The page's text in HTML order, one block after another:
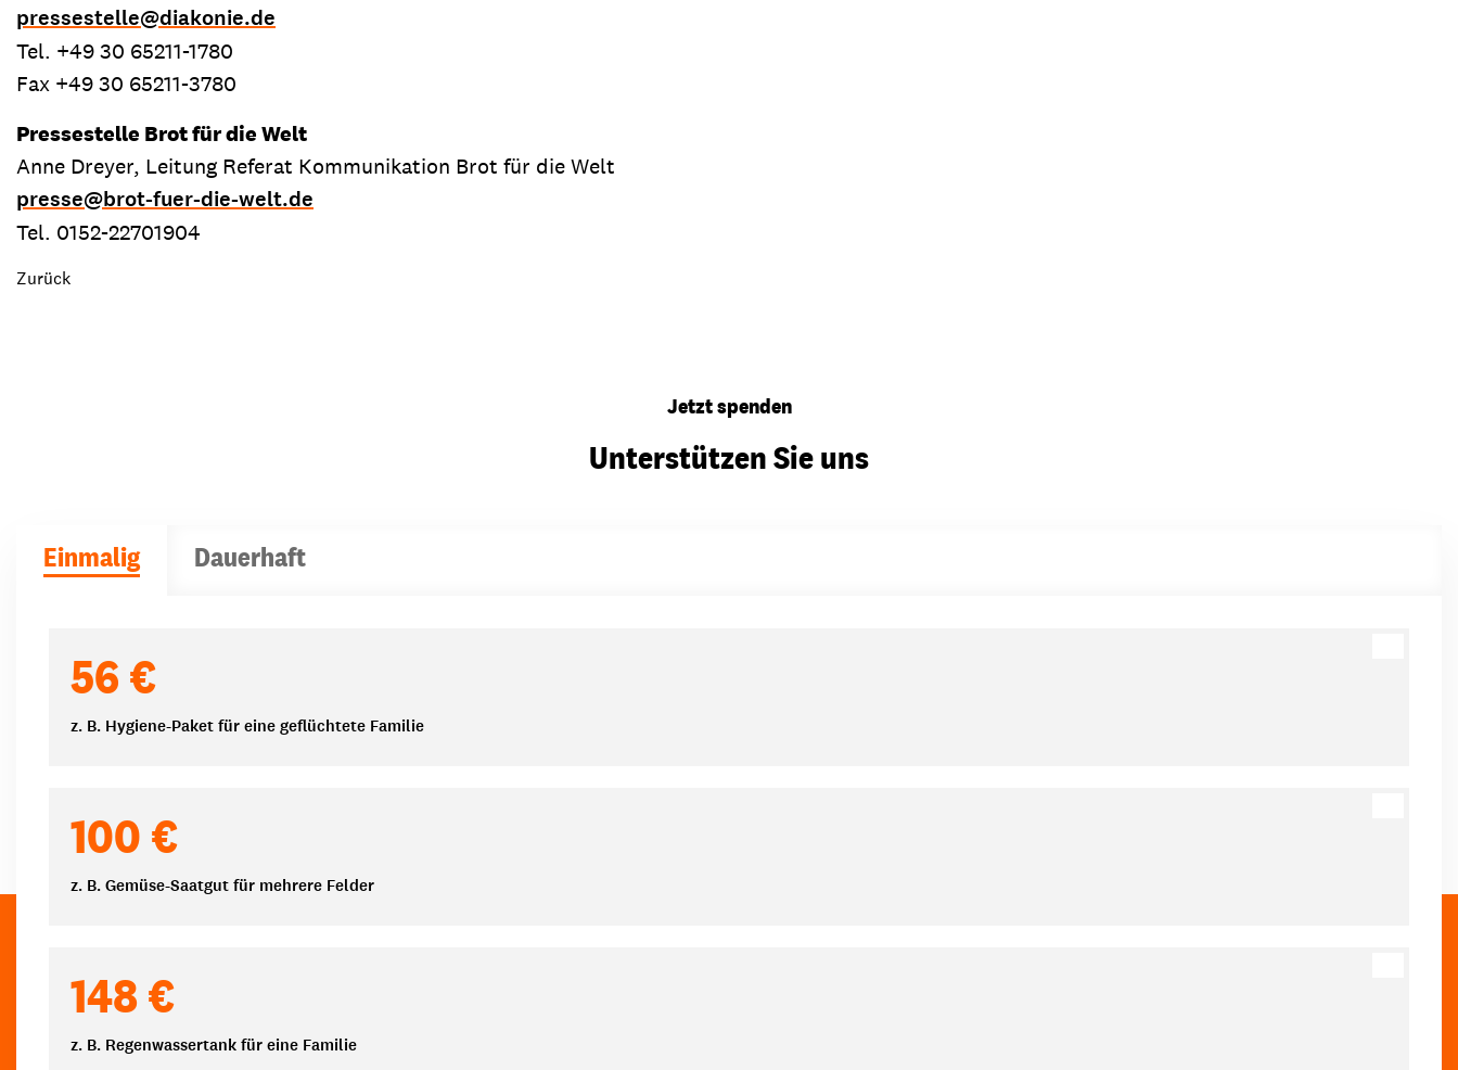
pressestelle@diakonie.de
Tel. +49 30 65211-1780
Fax +49 30 65211-3780
Pressestelle Brot für die Welt
Anne Dreyer, Leitung Referat Kommunikation Brot für die Welt
presse@brot-fuer-die-welt.de
Tel. 0152-22701904
Zurück
Jetzt spenden
Unterstützen Sie uns
Einmalig Dauerhaft
56 €
z. B. Hygiene-Paket für eine geflüchtete Familie
100 €
z. B. Gemüse-Saatgut für mehrere Felder
148 €
z. B. Regenwassertank für eine Familie